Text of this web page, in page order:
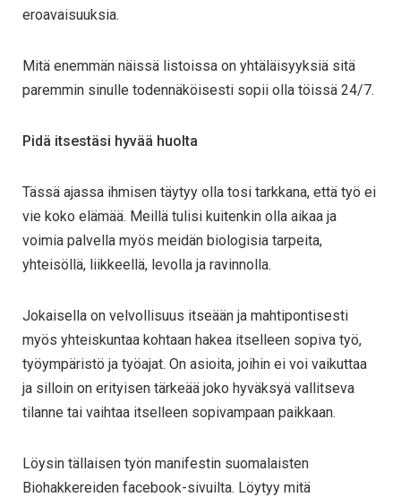
eroavaisuuksia.
Mitä enemmän näissä listoissa on yhtäläisyyksiä sitä
paremmin sinulle todennäköisesti sopii olla töissä 24/7.
Pidä itsestäsi hyvää huolta
Tässä ajassa ihmisen täytyy olla tosi tarkkana, että työ ei
vie koko elämää. Meillä tulisi kuitenkin olla aikaa ja
voimia palvella myös meidän biologisia tarpeita,
yhteisöllä, liikkeellä, levolla ja ravinnolla.
Jokaisella on velvollisuus itseään ja mahtipontisesti
myös yhteiskuntaa kohtaan hakea itselleen sopiva työ,
työympäristö ja työajat. On asioita, joihin ei voi vaikuttaa
ja silloin on erityisen tärkeää joko hyväksyä vallitseva
tilanne tai vaihtaa itselleen sopivampaan paikkaan.
Löysin tällaisen työn manifestin suomalaisten
Biohakkereiden facebook-sivuilta. Löytyy mitä